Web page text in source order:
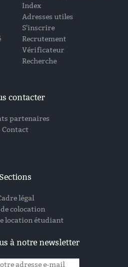
Index
Adresses utiles
S'inscrire
Recrutement
Vérificateur
Recherche
contacter
partenaires
Contact
Sections
légal
colocation
location étudiant
à notre newsletter